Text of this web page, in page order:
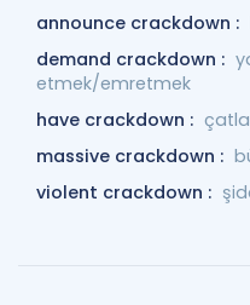
announce crackdown :
demand crackdown :
etmek/emretmek
have crackdown :
massive crackdown :
violent crackdown :